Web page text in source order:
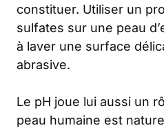
constituer. Utiliser un
sulfates sur une peau
à laver une surface
abrasive.
Le pH joue lui aussi un
peau humaine est